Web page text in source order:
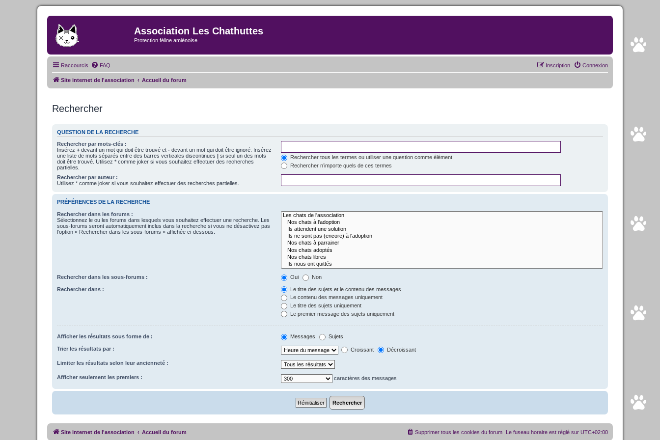
Association Les Chathuttes
Protection féline amiénoise
Raccourcis FAQ Connexion
Inscription
Site internet de l'association Accueil du forum
Rechercher
QUESTION DE LA RECHERCHE
Rechercher par mots-clés :
Insérez + devant un mot qui doit être trouvé et - devant un mot qui doit être ignoré. Insérez
une liste de mots séparés entre des barres verticales discontinues | si seul un des mots
doit être trouvé. Utilisez * comme joker si vous souhaitez effectuer des recherches
partielles.
Rechercher tous les termes ou utiliser une question comme élément
Rechercher n’importe quels de ces termes
Rechercher par auteur :
Utilisez * comme joker si vous souhaitez effectuer des recherches partielles.
PRÉFÉRENCES DE LA RECHERCHE
Rechercher dans les forums :
Sélectionnez le ou les forums dans lesquels vous souhaitez effectuer une recherche. Les
sous-forums seront automatiquement inclus dans la recherche si vous ne désactivez pas
l’option « Rechercher dans les sous-forums » affichée ci-dessous.
Rechercher dans les sous-forums : Oui Non
Rechercher dans :
Le titre des sujets et le contenu des messages
Le contenu des messages uniquement
Le titre des sujets uniquement
Le premier message des sujets uniquement
Afficher les résultats sous forme de : Messages Sujets
Trier les résultats par : Croissant Décroissant
Limiter les résultats selon leur ancienneté :
Afficher seulement les premiers : caractères des messages
Site internet de l'association Accueil du forum Le fuseau horaire est réglé sur UTC+02:00
Supprimer tous les cookies du forum